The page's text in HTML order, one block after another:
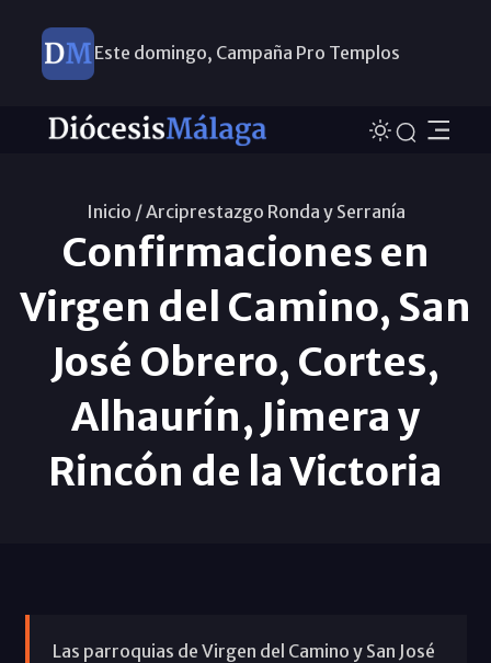
Este domingo, Campaña Pro Templos
Inicio /Arciprestazgo Ronda y Serraní­a
Confirmaciones en
Virgen del Camino, San
José Obrero, Cortes,
Alhaurín, Jimera y
Rincón de la Victoria
Las parroquias de Virgen del Camino y San José